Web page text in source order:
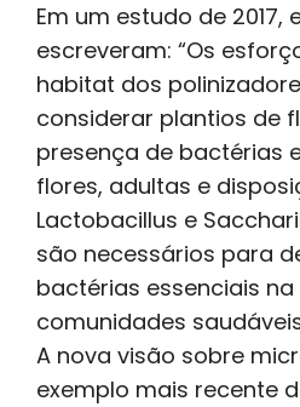
Em um estudo de
escreveram: “Os
habitat dos
considerar plantios de
presença de bactérias
flores, adultas e
Lactobacillus e
são necessários para
bactérias essenciais
comunidades
A nova visão sobre
exemplo mais recente